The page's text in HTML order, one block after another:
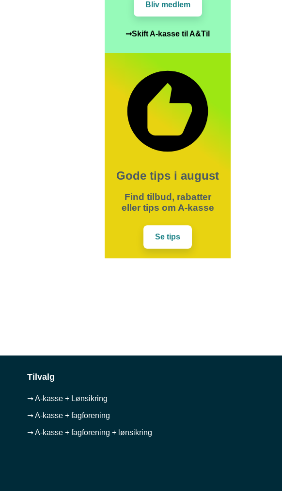
Bliv medlem
➞Skift A-kasse til A&Til
Gode tips i august
Find tilbud, rabatter
eller tips om A-kasse
Se tips
Tilvalg
➞ A-kasse + Lønsikring
➞ A-kasse + fagforening
➞ A-kasse + fagforening + lønsikring